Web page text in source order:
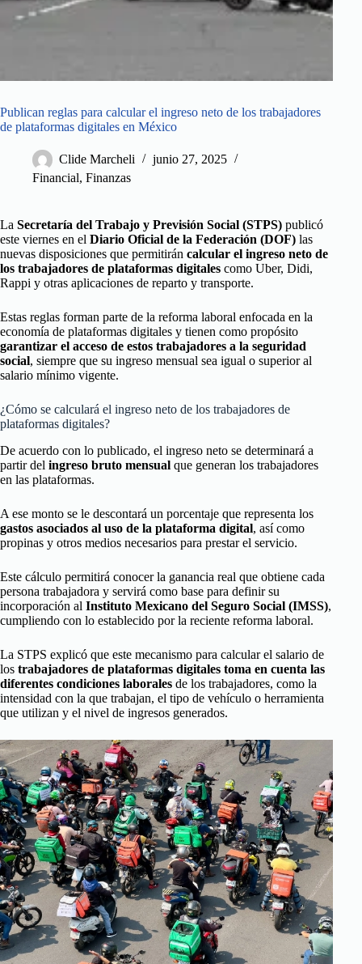
Publican reglas para calcular el ingreso neto de los trabajadores
de plataformas digitales en México
Clide Marcheli
junio 27, 2025
Financial, Finanzas
La Secretaría del Trabajo y Previsión Social (STPS) publicó
este viernes en el Diario Oficial de la Federación (DOF) las
nuevas disposiciones que permitirán calcular el ingreso neto de
los trabajadores de plataformas digitales como Uber, Didi,
Rappi y otras aplicaciones de reparto y transporte.
Estas reglas forman parte de la reforma laboral enfocada en la
economía de plataformas digitales y tienen como propósito
garantizar el acceso de estos trabajadores a la seguridad
social, siempre que su ingreso mensual sea igual o superior al
salario mínimo vigente.
¿Cómo se calculará el ingreso neto de los trabajadores de
plataformas digitales?
De acuerdo con lo publicado, el ingreso neto se determinará a
partir del ingreso bruto mensual que generan los trabajadores
en las plataformas.
A ese monto se le descontará un porcentaje que representa los
gastos asociados al uso de la plataforma digital, así como
propinas y otros medios necesarios para prestar el servicio.
Este cálculo permitirá conocer la ganancia real que obtiene cada
persona trabajadora y servirá como base para definir su
incorporación al Instituto Mexicano del Seguro Social (IMSS),
cumpliendo con lo establecido por la reciente reforma laboral.
La STPS explicó que este mecanismo para calcular el salario de
los trabajadores de plataformas digitales toma en cuenta las
diferentes condiciones laborales de los trabajadores, como la
intensidad con la que trabajan, el tipo de vehículo o herramienta
que utilizan y el nivel de ingresos generados.